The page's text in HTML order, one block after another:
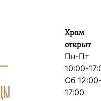
Храм
открыт
Пн-Пт
10:00-
Сб
17:00